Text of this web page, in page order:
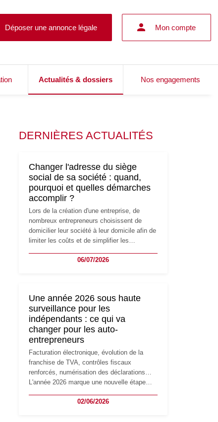
Déposer une annonce légale Mon compte
Actualités & dossiers Nos engagements
DERNIÈRES ACTUALITÉS
Changer l'adresse du siège
social de sa société : quand,
pourquoi et quelles démarches
accomplir ?
Lors de la création d'une entreprise, de
nombreux entrepreneurs choisissent de
domicilier leur société à leur domicile afin de
limiter les coûts et de simplifier les
l'activité, cette solution peut rapidement
siège social répond souvent à une nouvelle
étape de la vie de l'entreprise et implique
plusieurs formalités obligatoires.
06/07/2026
Une année 2026 sous haute
surveillance pour les
indépendants : ce qui va
changer pour les auto-
entrepreneurs
Facturation électronique, évolution de la
franchise de TVA, contrôles fiscaux
renforcés, numérisation des déclarations…
L'année 2026 marque une nouvelle étape
travailleurs indépendants. Si le régime de la
02/06/2026